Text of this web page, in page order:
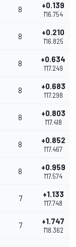
8 +0.139
1'16.754
8 +0.210
1'16.825
8 +0.634
1'17.249
8 +0.683
1'17.298
8 +0.803
1'17.418
8 +0.852
1'17.467
8 +0.959
1'17.574
7 +1.133
1'17.748
7 +1.747
1'18.362